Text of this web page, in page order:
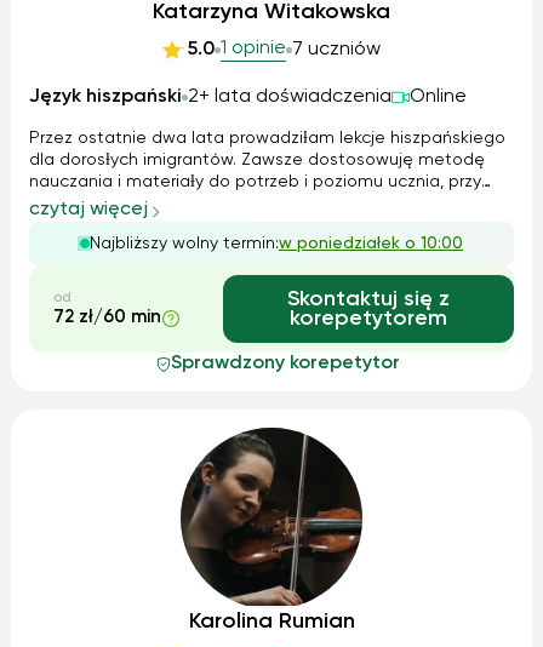
Katarzyna Witakowska
5.0 1 opinie 7 uczniów
Język hiszpański 2+ lata doświadczenia Online
Przez ostatnie dwa lata prowadziƚam lekcje hiszpańskiego
dla dorosƚych imigrantów. Zawsze dostosowuję metodę
nauczania i materiaƚy do potrzeb i poziomu ucznia, przy
czym duży nacisk kƚadę na rozumienie ze sƚuchu - traktując
je jako klucz do efektywnego porozumiewania się – oraz na
umiejętność popraw...
czytaj więcej
Najbliższy wolny termin:w poniedziałek o 10:00
od
72 zł/60 min
Skontaktuj się z
korepetytorem
Sprawdzony korepetytor
Karolina Rumian